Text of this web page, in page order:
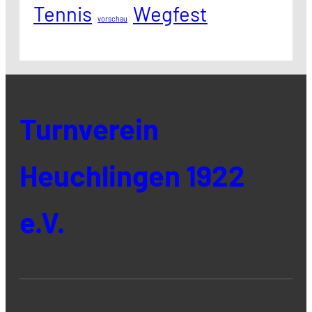
Tennis vorschau Wegfest
Turnverein
Heuchlingen 1922
e.V.